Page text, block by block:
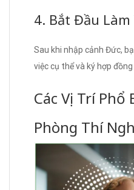
4. Bắt Đầu Làm
Sau khi nhập cảnh Đức,
việc cụ thể và ký hợp đồng
Các Vị Trí Phổ
Phòng Thí